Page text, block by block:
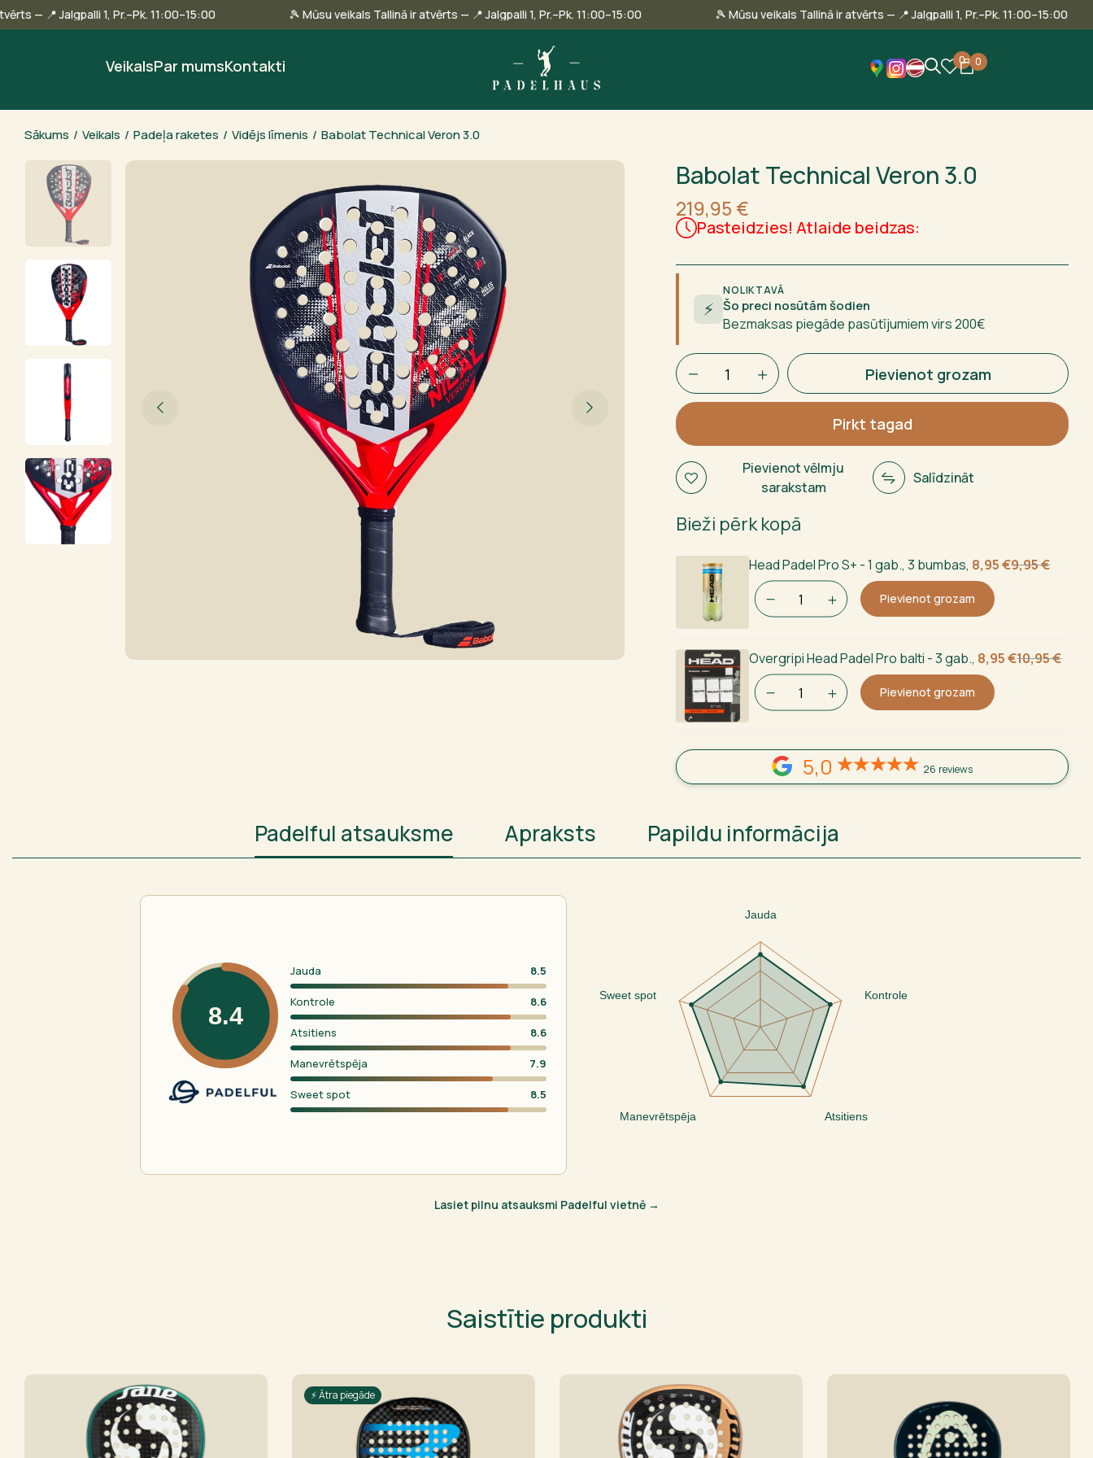
ir atvērts — 📍 Jalgpalli 1, Pr.–Pk. 11:00–15:00 🎾 Mūsu veikals Tallinā ir atvērts — 📍 Jalgpalli 1, Pr.–Pk. 11:00–15:00 🎾 Mūsu veikals Tallinā ir atvērts — 📍 Jalgpalli 1, Pr.–Pk.
VeikalsPar mumsKontakti 0 0
Sākums / Veikals / Padeļa raketes / Vidējs līmenis / Babolat Technical Veron 3.0
Babolat Technical Veron 3.0
219,95 €
Pasteidzies! Atlaide beidzas:
⚡
NOLIKTAVĀ
Šo preci nosūtām šodien
Bezmaksas piegāde pasūtījumiem virs 200€
Babolat
Technical
Veron
3.0
daudzums
Pievienot grozam
Pirkt tagad
Pievienot vēlmju
sarakstam
Salīdzināt
Bieži pērk kopā
Head Padel Pro S+ - 1 gab., 3 bumbas, 9,95€
Sākotnējā
cena
bija:
9,95 €.
8,95€
Current
price
is:
8,95 €.
Pievienot grozam
Overgripi Head Padel Pro balti - 3 gab., 10,95€
Sākotnējā
cena
bija:
10,95 €.
8,95€
Current
price
8,95 €.
Pievienot grozam
5,0 26 reviews
Padelful atsauksme Apraksts Papildu informācija
8.4
Jauda 8.5
Kontrole 8.6
Atsitiens 8.6
Manevrētspēja 7.9
Sweet spot 8.5
Jauda
Kontrole
Atsitiens
Manevrētspēja
Sweet spot
Lasiet pilnu atsauksmi Padelful vietnē →
Saistītie produkti
⚡ Ātra piegāde